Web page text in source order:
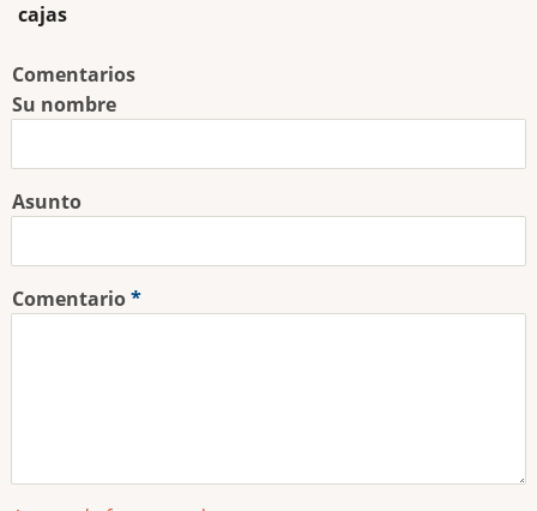
cajas
Comentarios
Su nombre
Asunto
Comentario